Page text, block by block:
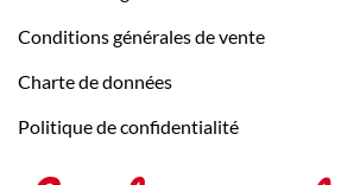
Conditions générales de vente
Charte de données
Politique de confidentialité